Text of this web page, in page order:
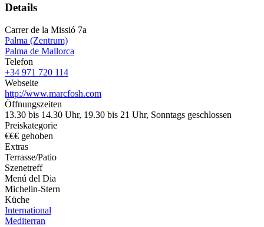
Details
Carrer de la Missió 7a
Palma (Zentrum)
Palma de Mallorca
Telefon
+34 971 720 114
Webseite
http://www.marcfosh.com
Öffnungszeiten
13.30 bis 14.30 Uhr, 19.30 bis 21 Uhr, Sonntags geschlossen
Preiskategorie
€€€ gehoben
Extras
Terrasse/Patio
Szenetreff
Menú del Dia
Michelin-Stern
Küche
International
Mediterran